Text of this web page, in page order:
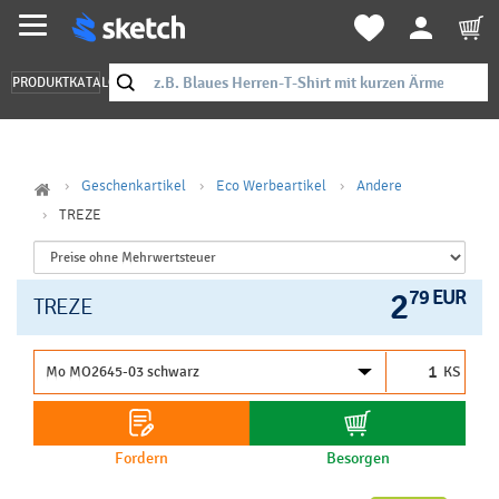
PRODUKTKATALOG
Geschenkartikel Eco Werbeartikel
Andere
TREZE
TREZE 279 EUR
KS
Fordern Besorgen